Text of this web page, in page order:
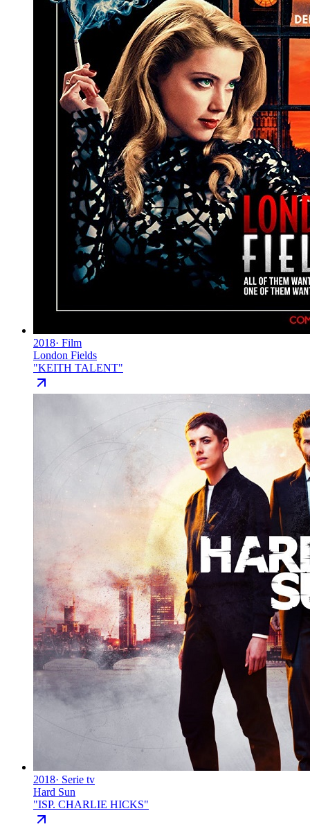
2018· Film
London Fields
"KEITH TALENT"
2018· Serie tv
Hard Sun
"ISP. CHARLIE HICKS"